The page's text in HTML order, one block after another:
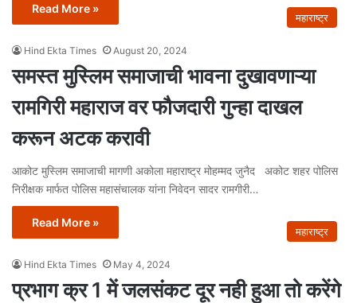
Read More »
महाराष्ट्र
Hind Ekta Times August 20, 2024
समस्त मुस्लिम समाजाची भावना दुखावणाऱ्या
रामगिरी महाराज वर फौजदारी गुन्हा दाखल
करून अटक करावी
आकोट मुस्लिम समाजाची मागणी अकोला महाराष्ट्र मोहम्मद जुनैद अकोट शहर पोलिस
निरीक्षक मार्फत पोलिस महासंचालक यांना निवेदन सादर रामगीरी…
Read More »
महाराष्ट्र
Hind Ekta Times May 4, 2024
प्रभाग क्र 1 में जलसंकट दूर नही हुआ तो करेंगे